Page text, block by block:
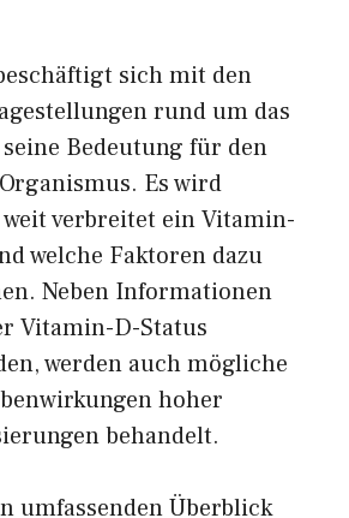
sich mit den
rund um das
Bedeutung für den
Es wird
weit verbreitet ein Vitamin-
welche Faktoren dazu
Neben Informationen
Vitamin-D-Status
werden auch mögliche
hoher
behandelt.
umfassenden Überblick